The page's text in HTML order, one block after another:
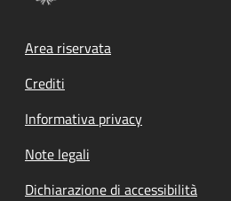
Footer menu
Area riservata
Crediti
Informativa privacy
Note legali
Dichiarazione di accessibilità